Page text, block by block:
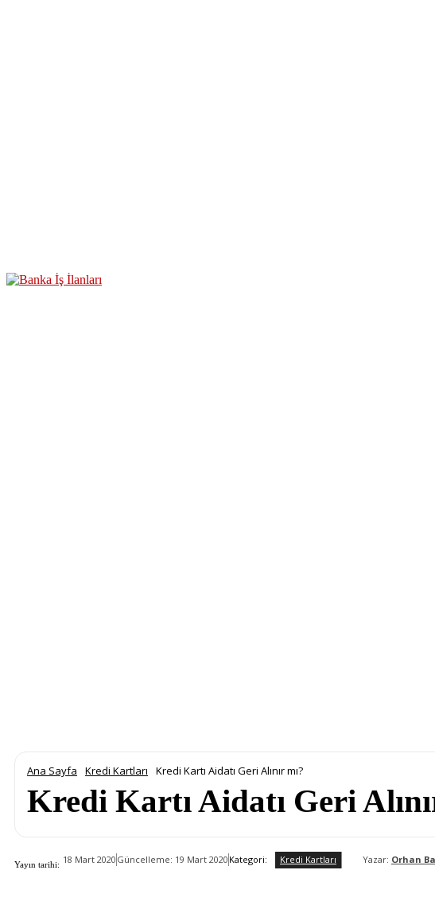
Ana Sayfa Kredi Kartları Kredi Kartı Aidatı Geri Alınır mı?
Kredi Kartı Aidatı Geri
Yayın tarihi: 18 Mart 2020 Güncelleme: 19 Mart 2020 Kategori: Kredi Kartları Yazar: Orhan